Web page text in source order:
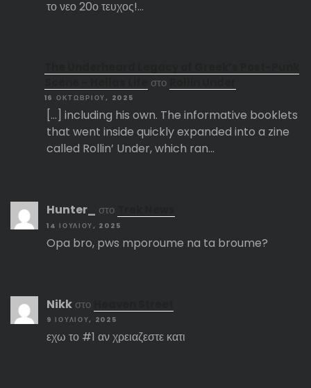
το νεο 20ο τευχος!…
στο
16 ΟΚΤΩΒΡΊΟΥ, 2025
[…] including his own. The informative booklets
that went inside quickly expanded into a zine
called Rollin’ Under, which ran…
Hunter_ στο
14 ΙΟΥΛΊΟΥ, 2025
Opa bro, pws mporoume na ta broume?
Nikk στο
9 ΙΟΥΛΊΟΥ, 2025
εχω το #1 αν χρειαζεστε κατι